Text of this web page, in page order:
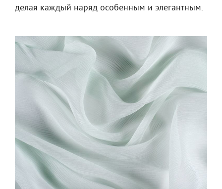
делая каждый наряд особенным и элегантным.